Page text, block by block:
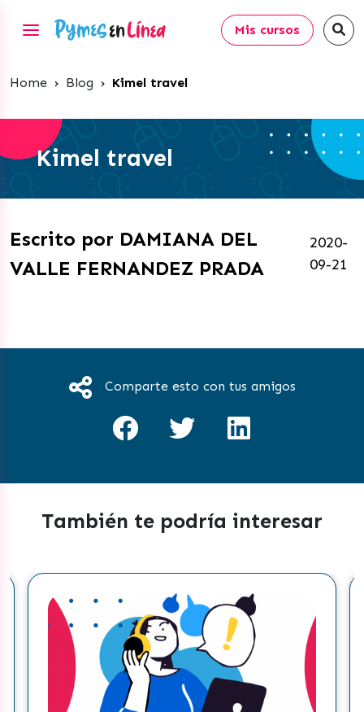
Mis cursos
Home › Blog › Kimel travel
Kimel travel
Escrito por DAMIANA DEL
VALLE FERNANDEZ PRADA
2020-
09-21
Comparte esto con tus amigos
También te podría interesar